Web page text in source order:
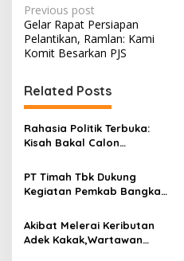
P
o
s
t
n
a
v
i
g
a
t
Previous post
Gelar Rapat Persiapan
Pelantikan, Ramlan: Kami
Komit Besarkan PJS
Related Posts
Rahasia Politik Terbuka:
Kisah Bakal Calon
dan Jejak Langkahnya
PT Timah Tbk Dukung
Kegiatan Pemkab Bangka
Akibat Melerai Keributan
Adek Kakak,Wartawan